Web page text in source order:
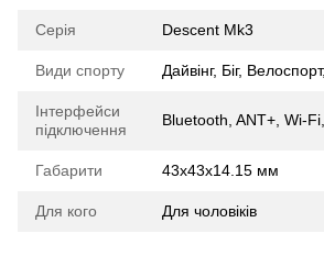
Серія Descent Mk3
Види спорту Дайвінг, Біг,
Інтерфейси
підключення
Bluetooth, ANT+, Wi-
Габарити 43x43x14.15 мм
Для кого Для чоловіків